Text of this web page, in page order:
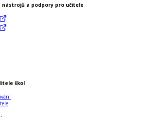
nástrojů a podpory pro učitele
škol